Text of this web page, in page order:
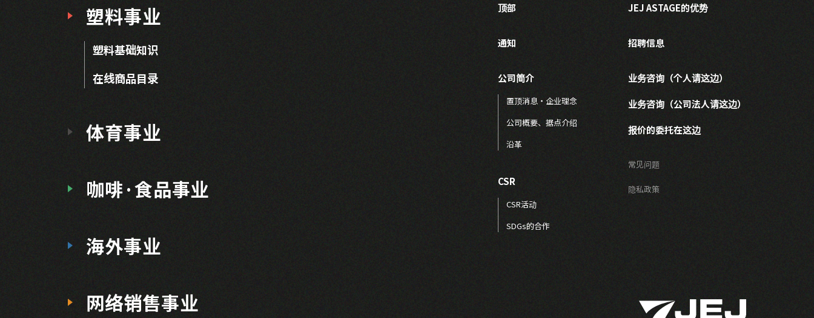
塑料事业
塑料基础知识
在线商品目录
体育事业
咖啡·食品事业
海外事业
网络销售事业
顶部
通知
公司简介
置顶消息・企业理念
公司概要、据点介绍
沿革
CSR
CSR活动
SDGs的合作
JEJ ASTAGE的优势
招聘信息
业务咨询（个人请这边）
业务咨询（公司法人请这边）
报价的委托在这边
常见问题
隐私政策